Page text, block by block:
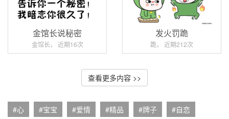
金馆长说秘密
金馆长， 近期16次
发火罚跪
跪， 近期212次
查看更多内容 >>
#心 #宝宝 #爱情 #精品 #牌子
#自恋